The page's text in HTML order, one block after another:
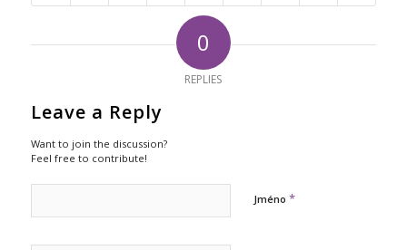
0
REPLIES
Leave a Reply
Want to join the discussion?
Feel free to contribute!
Jméno *